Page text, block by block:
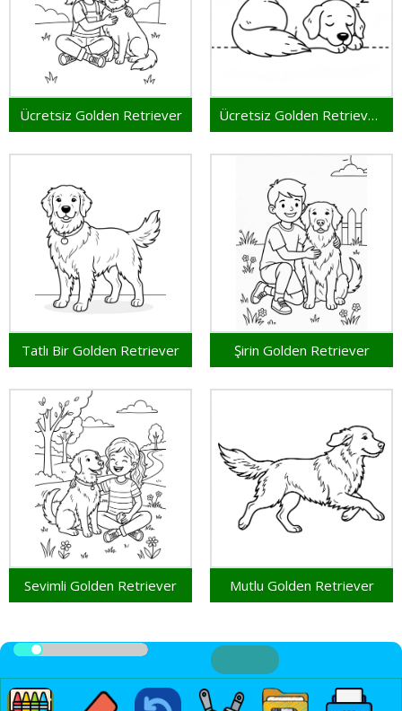
Ücretsiz Golden Retriever Ücretsiz Golden Retriever Yazdırılabilir
Tatlı Bir Golden Retriever Şirin Golden Retriever
Sevimli Golden Retriever Mutlu Golden Retriever